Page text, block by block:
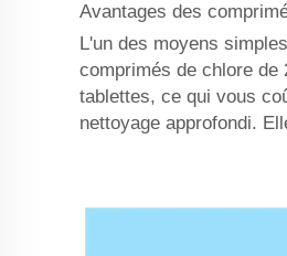
Avantages des
L'un des moyens
comprimés de chlore de
tablettes, ce qui vous
nettoyage approfondi.